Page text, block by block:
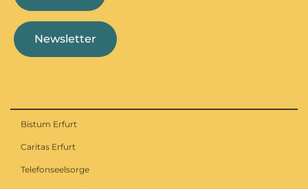
Newsletter
Bistum Erfurt
Caritas Erfurt
Telefonseelsorge